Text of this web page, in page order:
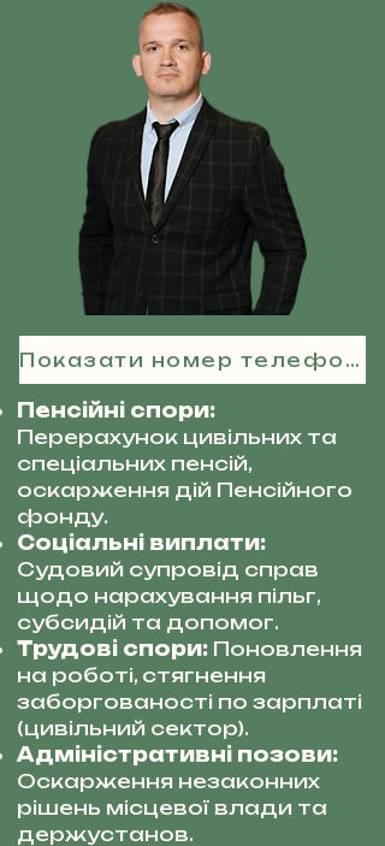
Показати номер телефону
Пенсійні спори:
Перерахунок цивільних та
спеціальних пенсій,
оскарження дій Пенсійного
фонду.
Соціальні виплати:
Судовий супровід справ
щодо нарахування пільг,
субсидій та допомог.
Трудові спори: Поновлення
на роботі, стягнення
заборгованості по зарплаті
(цивільний сектор).
Адміністративні позови:
Оскарження незаконних
рішень місцевої влади та
держустанов.